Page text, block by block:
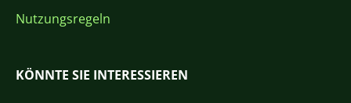
Nutzungsregeln
KÖNNTE SIE INTERESSIEREN